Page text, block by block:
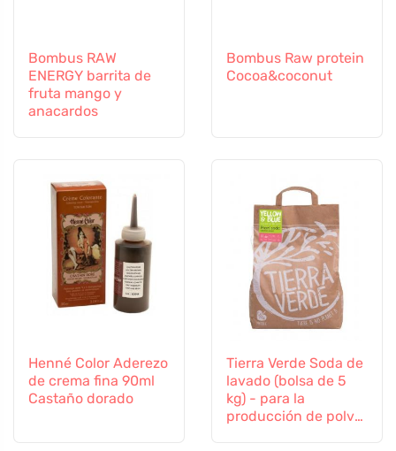
Bombus RAW
ENERGY barrita de
fruta mango y
anacardos
Bombus Raw protein
Cocoa&coconut
Henné Color Aderezo
de crema fina 90ml
Castaño dorado
Tierra Verde Soda de
lavado (bolsa de 5
kg) - para la
producción de polvo